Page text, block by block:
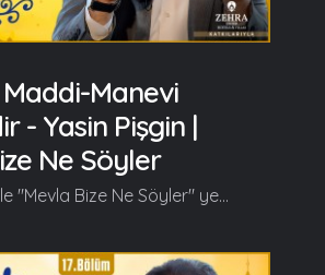
Manevi
- Yasin Pişgin |
Ne Söyler
Yasin Pişgin ile "Mevla Bize Ne Söyler" yeni bölümüyle kaldığı yerden devam ediyor. Yasin Pişgin bu bölümde Felak Suresi'nin tefsirini anlattı. Yasin Pişgin bu bölümde başlıca şunları söyledi; Felak ve Nas İslami literatürde Muavvizeteyn Suresi olarak geçer. İki koruyucu, Allah'a sığındırıcı, Allah'a sığınmamızı ve korunmamızı sağlayan sure olarak geçer. Peygamber Efendimiz (s.a.v) Ukbe Bin Amr (r.a) diyor ki; "Bu gece bana öyle ayetler indirildi ki bu ayetlerin bir misli, bir benzeri indirilmedi!" Fonksiyonu bakımından yani koruyuculuğu bakımından Peygamber Efendimiz (s.a.v) bunları okumasını tavsiye ediyor Ukbe Bin Amr'a ve diğer Sahabe-i Kiram'a (r.a)... Bu surelerin adı Muavvizeteyn ve sığındıran sureler demek. İçeriklerine baktığımız zaman, aslında iki suredir bunlar birisi Felak Suresi, diğeri Nas Suresi. Bunlar gerçekten görünen ve görünmeyen, bilinen ve bilinmeyen, maddi ve manevi, fiziki ve metafizik bütün tehlikelere karşı toplu halde, topyekun Allah'ın himayesine iltica sureleridir... Devamı videoda... Ramazan güzeldir, Beraber güzelleşelim...